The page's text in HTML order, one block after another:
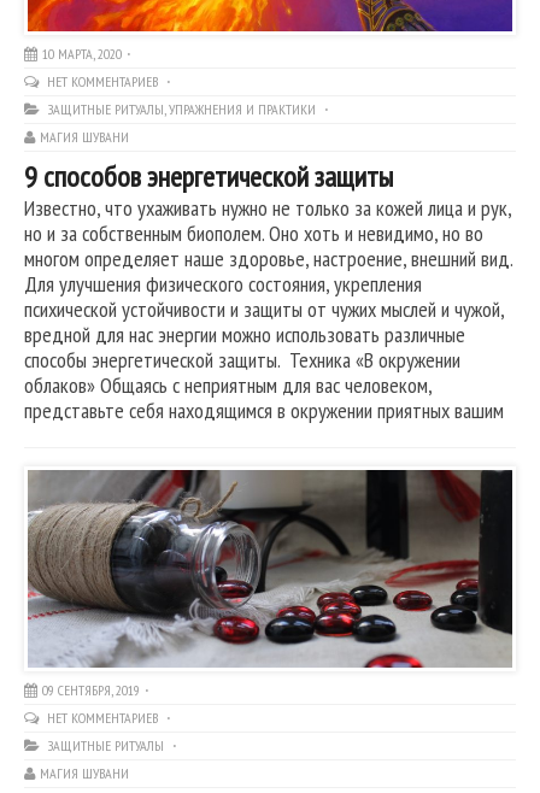
10 МАРТА, 2020
НЕТ КОММЕНТАРИЕВ
ЗАЩИТНЫЕ РИТУАЛЫ,УПРАЖНЕНИЯ И ПРАКТИКИ
МАГИЯ ШУВАНИ
9 способов энергетической защиты
Известно, что ухаживать нужно не только за кожей лица и рук,
но и за собственным биополем. Оно хоть и невидимо, но во
многом определяет наше здоровье, настроение, внешний вид.
Для улучшения физического состояния, укрепления
психической устойчивости и защиты от чужих мыслей и чужой,
вредной для нас энергии можно использовать различные
способы энергетической защиты. Техника «В окружении
облаков» Общаясь с неприятным для вас человеком,
представьте себя находящимся в окружении приятных вашим
09 СЕНТЯБРЯ, 2019
НЕТ КОММЕНТАРИЕВ
ЗАЩИТНЫЕ РИТУАЛЫ
МАГИЯ ШУВАНИ